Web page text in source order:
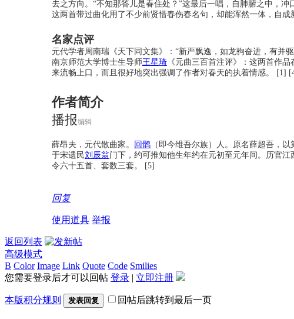
去之方向。“不知那答儿是春住处？”这最后一唱，自肺腑之中，冲
这两首带过曲化用了不少前贤惜春伤春名句，却能浑然一体，自
名家点评
元代学者周南瑞《天下同文集》：“新严飘逸，如龙驹奋进，有并
南京师范大学博士生导师王星琦 《元曲三百首注评》：这两首作
来流畅上口，而且很好地突出强调了作者对春天的执着情感。 [1]
作者简介
播报编辑
薛昂夫，元代散曲家。 回鹘 （即今维吾尔族）人。原名薛超吾，
于宋遗民刘辰翁门下，约可推知他生年约在元初至元年间。历官
令六十五首、套数三套。 [5]
回复
使用道具 举报
返回列表
高级模式
B Color Image Link Quote Code Smilies
您需要登录后才可以回帖 登录 | 立即注册
本版积分规则 发表回复 回帖后跳转到最后一页